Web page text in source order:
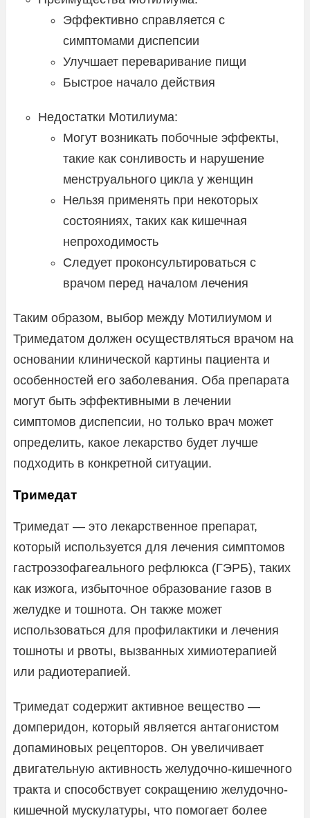
Эффективно справляется с
симптомами диспепсии
Улучшает переваривание пищи
Быстрое начало действия
Недостатки Мотилиума:
Могут возникать побочные эффекты,
такие как сонливость и нарушение
менструального цикла у женщин
Нельзя применять при некоторых
состояниях, таких как кишечная
непроходимость
Следует проконсультироваться с
врачом перед началом лечения
Таким образом, выбор между Мотилиумом и
Тримедатом должен осуществляться врачом на
основании клинической картины пациента и
особенностей его заболевания. Оба препарата
могут быть эффективными в лечении
симптомов диспепсии, но только врач может
определить, какое лекарство будет лучше
подходить в конкретной ситуации.
Тримедат
Тримедат — это лекарственное препарат,
который используется для лечения симптомов
гастроэзофагеального рефлюкса (ГЭРБ), таких
как изжога, избыточное образование газов в
желудке и тошнота. Он также может
использоваться для профилактики и лечения
тошноты и рвоты, вызванных химиотерапией
или радиотерапией.
Тримедат содержит активное вещество —
домперидон, который является антагонистом
допаминовых рецепторов. Он увеличивает
двигательную активность желудочно-кишечного
тракта и способствует сокращению желудочно-
кишечной мускулатуры, что помогает более